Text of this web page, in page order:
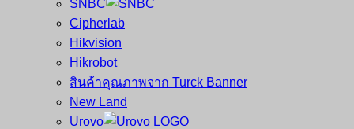
SNBC
Cipherlab
Hikvision
Hikrobot
สินค้าคุณภาพจาก Turck Banner
New Land
Urovo